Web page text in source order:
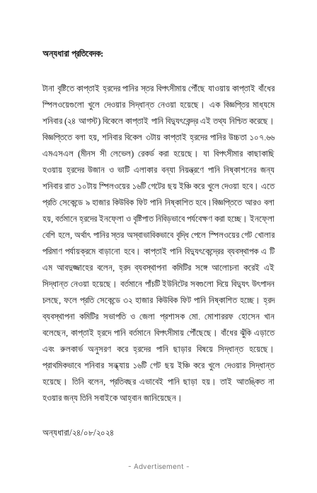
অন্যধারা প্রতিবেদক:
টানা বৃষ্টিতে কাপ্তাই হ্রদের পানির স্তর বিপৎসীমায় পৌঁছে যাওয়ায় কাপ্তাই বাঁধের
স্পিলওয়েগুলো খুলে দেওয়ার সিদ্ধান্ত নেওয়া হয়েছে। এক বিজ্ঞপ্তির মাধ্যমে
শনিবার (২৪ আগস্ট) বিকেলে কাপ্তাই পানি বিদ্যুৎকেন্দ্র এই তথ্য নিশ্চিত করেছে।
বিজ্ঞপ্তিতে বলা হয়, শনিবার বিকেল ৩টায় কাপ্তাই হ্রদের পানির উচ্চতা ১০৭.৬৬
এমএসএল (মীনস সী লেভেল) রেকর্ড করা হয়েছে। যা বিপৎসীমার কাছাকাছি
হওয়ায় হ্রদের উজান ও ভাটি এলাকার বন্যা নিয়ন্ত্রণে পানি নিষ্কাশনের জন্য
শনিবার রাত ১০টায় স্পিলওয়ের ১৬টি গেটের ছয় ইঞ্চি করে খুলে দেওয়া হবে। এতে
প্রতি সেকেন্ডে ৯ হাজার কিউবিক ফিট পানি নিষ্কাশিত হবে।বিজ্ঞপ্তিতে আরও বলা
হয়, বর্তমানে হ্রদের ইনফ্লো ও বৃষ্টিপাত নিবিড়ভাবে পর্যবেক্ষণ করা হচ্ছে। ইনফ্লো
বেশি হলে, অর্থাৎ পানির স্তর অস্বাভাবিকভাবে বৃদ্ধি পেলে স্পিলওয়ের গেট খোলার
পরিমাণ পর্যায়ক্রমে বাড়ানো হবে। কাপ্তাই পানি বিদ্যুৎকেন্দ্রের ব্যবস্থাপক এ টি
এম আবদুজ্জাহের বলেন, হ্রদ ব্যবস্থাপনা কমিটির সঙ্গে আলোচনা করেই এই
সিদ্ধান্ত নেওয়া হয়েছে। বর্তমানে পাঁচটি ইউনিটের সবগুলো দিয়ে বিদ্যুৎ উৎপাদন
চলছে, ফলে প্রতি সেকেন্ডে ৩২ হাজার কিউবিক ফিট পানি নিষ্কাশিত হচ্ছে। হ্রদ
ব্যবস্থাপনা কমিটির সভাপতি ও জেলা প্রশাসক মো. মোশাররফ হোসেন খান
বলেছেন, কাপ্তাই হ্রদে পানি বর্তমানে বিপৎসীমায় পৌঁছেছে। বাঁধের ঝুঁকি এড়াতে
এবং রুলকার্ভ অনুসরণ করে হ্রদের পানি ছাড়ার বিষয়ে সিদ্ধান্ত হয়েছে।
প্রাথমিকভাবে শনিবার সন্ধ্যায় ১৬টি গেট ছয় ইঞ্চি করে খুলে দেওয়ার সিদ্ধান্ত
হয়েছে। তিনি বলেন, প্রতিবছর এভাবেই পানি ছাড়া হয়। তাই আতঙ্কিত না
হওয়ার জন্য তিনি সবাইকে আহ্বান জানিয়েছেন।
অন্যধারা/২৪/০৮/২০২৪
- Advertisement -